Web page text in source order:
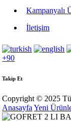
Kampanyalı
İletişim
+90
Takip Et
Copyright © 2025
Anasayfa Yeni